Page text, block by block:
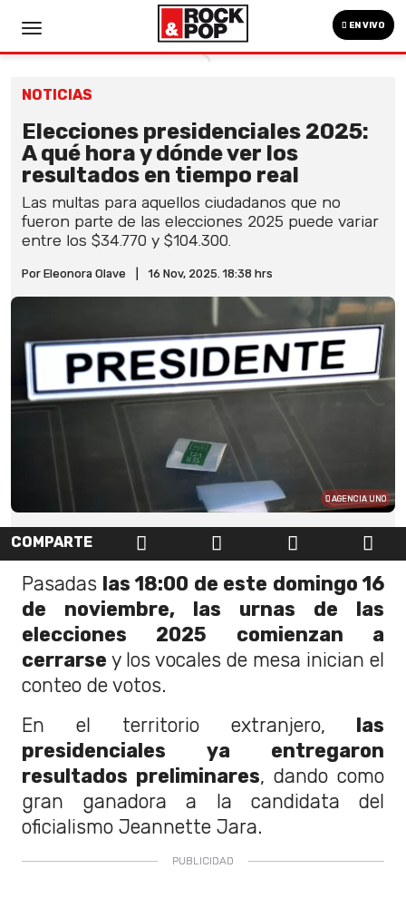
EN VIVO
NOTICIAS
Elecciones presidenciales 2025:
A qué hora y dónde ver los
resultados en tiempo real
Las multas para aquellos ciudadanos que no
fueron parte de las elecciones 2025 puede variar
entre los $34.770 y $104.300.
Por Eleonora Olave 16 Nov, 2025. 18:38 hrs
AGENCIA UNO
COMPARTE
Pasadas las 18:00 de este domingo 16
de noviembre, las urnas de las
elecciones 2025 comienzan a
cerrarse y los vocales de mesa inician el
conteo de votos.
En el territorio extranjero, las
presidenciales ya entregaron
resultados preliminares, dando como
gran ganadora a la candidata del
oficialismo Jeannette Jara.